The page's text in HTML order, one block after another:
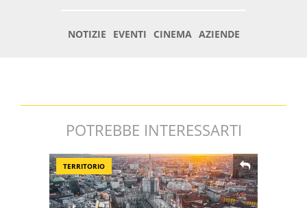
POTREBBE INTERESSARTI
TERRITORIO